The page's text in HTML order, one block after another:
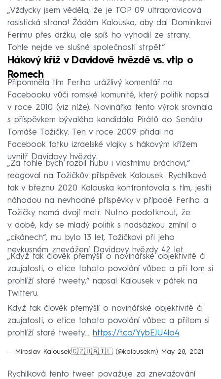
„Vždycky jsem věděla, že je TOP 09 ultrapravicová
rasistická strana! Žádám Kalouska, aby dal Dominikovi
Ferimu přes držku, ale spíš ho vyhodil ze strany.
Tohle nejde ve slušné společnosti strpět.“
Hákový kříž v Davidově hvězdě vs. vtip o
Romech
Připomněla tím Feriho urážlivý komentář na
Facebooku vůči romské komunitě, který politik napsal
v roce 2010 (viz níže). Novinářka tento výrok srovnala
s příspěvkem bývalého kandidáta Pirátů do Senátu
Tomáše Tožičky. Ten v roce 2009 přidal na
Facebook fotku izraelské vlajky s hákovým křížem
uvnitř Davidovy hvězdy.
„Za tohle bych rozbil hubu i vlastnímu bráchovi,“
reagoval na Tožičkův příspěvek Kalousek. Rychlíková
tak v březnu 2020 Kalouska konfrontovala s tím, jestli
náhodou na nevhodné příspěvky v případě Feriho a
Tožičky nemá dvojí metr. Nutno podotknout, že
v době, kdy se mladý politik s nadsázkou zmínil o
„cikánech“, mu bylo 13 let, Tožičkovi při jeho
nevkusném znevážení Davidovy hvězdy 42 let.
„Když tak člověk přemýšlí o novinářské objektivitě či
zaujatosti, o etice tohoto povolání vůbec a při tom si
prohlíží staré tweety,“ napsal Kalousek v pátek na
Twitteru.
Když tak člověk přemýšlí o novinářské objektivitě či
zaujatosti, o etice tohoto povolání vůbec a přitom si
prohlíží staré tweety... https://t.co/YybEJU4lo4
— Miroslav Kalousek🇨🇿🇺🇦🇮🇱 (@kalousekm) May 28, 2021
Rychlíková tento tweet považuje za znevažování